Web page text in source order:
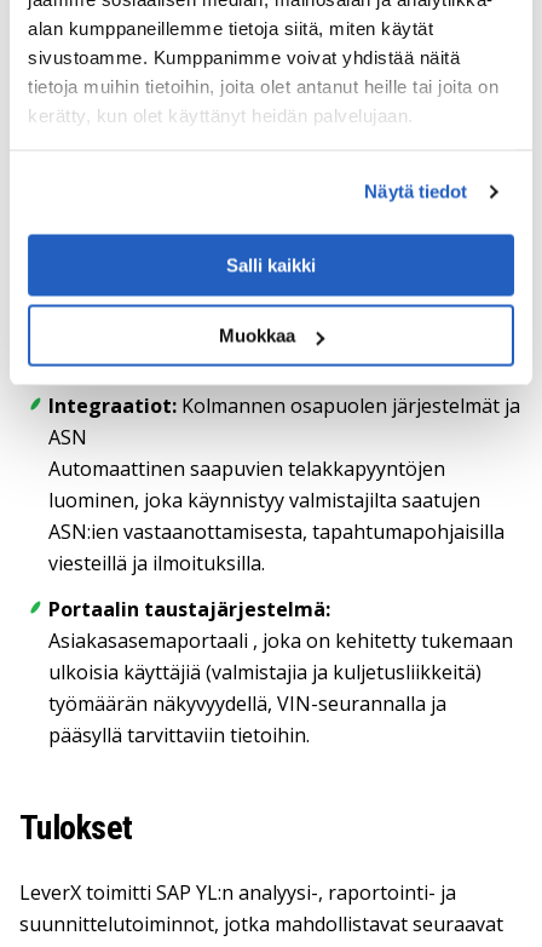
alan kumppaneillemme tietoja siitä, miten käytät
sivustoamme. Kumppanimme voivat yhdistää näitä
tietoja muihin tietoihin, joita olet antanut heille tai joita on
kerätty, kun olet käyttänyt heidän palvelujaan.
Näytä tiedot
Salli kaikki
Muokkaa
Telakan hallinta:
SAP Yard Logistics (SAP YL)
SAP YL tukee telakan toteutusta, suunnittelua,
raportointia, analytiikkaa ja asiakirjojen seurantaa
telakan toiminnoissa.
Sitä käytetään yhdistelmien visualisointiin ja autojen
Mobiilin käyttöönotto:SAP Mobile Platform
Käytetään kehitettäessä käsikonsolin
mobiilisovellusta yhdistelmähenkilökunnalle offline-
ominaisuuksilla.
Integraatiot: Kolmannen osapuolen järjestelmät ja
ASN
Automaattinen saapuvien telakkapyyntöjen
luominen, joka käynnistyy valmistajilta saatujen
ASN:ien vastaanottamisesta, tapahtumapohjaisilla
viesteillä ja ilmoituksilla.
Portaalin taustajärjestelmä:
Asiakasasemaportaali , joka on kehitetty tukemaan
ulkoisia käyttäjiä (valmistajia ja kuljetusliikkeitä)
työmäärän näkyvyydellä, VIN-seurannalla ja
pääsyllä tarvittaviin tietoihin.
Tulokset
LeverX toimitti SAP YL:n analyysi-, raportointi- ja
suunnittelutoiminnot, jotka mahdollistavat seuraavat